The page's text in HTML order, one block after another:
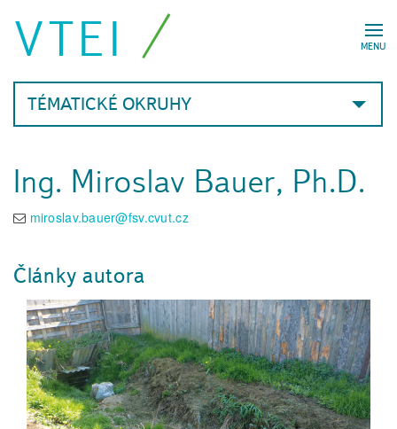
MENU
VTEI
TÉMATICKÉ OKRUHY
Ing. Miroslav Bauer, Ph.D.
miroslav.bauer@fsv.cvut.cz
Články autora